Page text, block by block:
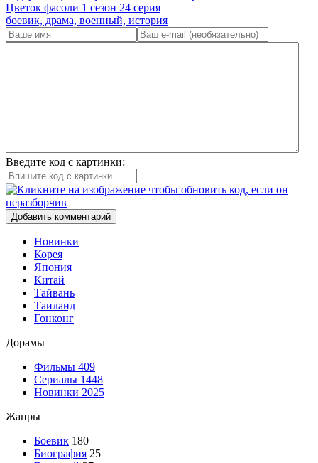
Цветок фасоли 1 сезон 24 серия
боевик, драма, военный, история
Введите код с картинки:
Добавить комментарий
Новинки
Корея
Япония
Китай
Тайвань
Таиланд
Гонконг
Дорамы
Фильмы 409
Сериалы 1448
Новинки 2025
Жанры
Боевик 180
Биография 25